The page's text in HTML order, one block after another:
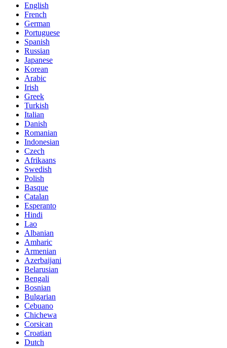
English
French
German
Portuguese
Spanish
Russian
Japanese
Korean
Arabic
Irish
Greek
Turkish
Italian
Danish
Romanian
Indonesian
Czech
Afrikaans
Swedish
Polish
Basque
Catalan
Esperanto
Hindi
Lao
Albanian
Amharic
Armenian
Azerbaijani
Belarusian
Bengali
Bosnian
Bulgarian
Cebuano
Chichewa
Corsican
Croatian
Dutch